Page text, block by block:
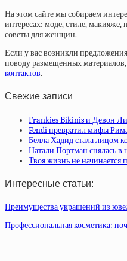
На этом сайте мы собираем
интересах: моде, стиле, макияже,
советы для женщин.
Если у вас возникли
поводу размещенных
контактов.
Свежие записи
Frankies Bikinis и Девон
Fendi превратил мифы
Белла Хадид стала лицом
Натали Портман снялась
Твоя жизнь не начинается
Интересные статьи:
Преимущества украшений из
Профессиональная косметика: